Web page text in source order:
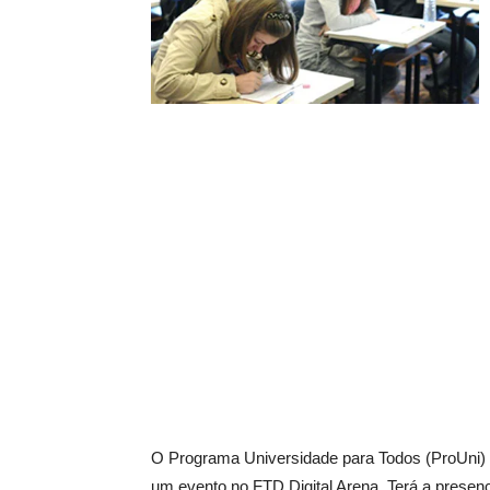
O Programa Universidade para Todos
um evento no FTD Digital Arena. Terá a